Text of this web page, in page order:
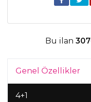
Bu ilan
Genel Özellikler
4+1